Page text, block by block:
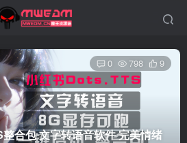
合包 文字转语音软件 完美情绪
0 798 9